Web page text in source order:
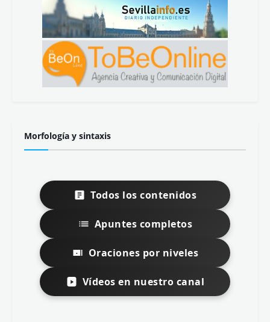
Morfología y sintaxis
Todos los contenidos
Apuntes completos
Oraciones por niveles
Vídeos en nuestro canal